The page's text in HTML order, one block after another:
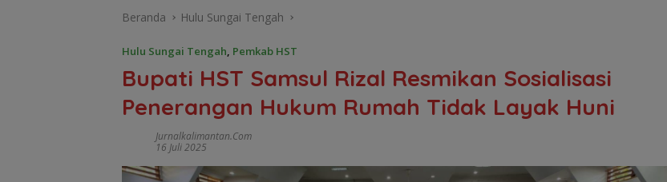
Beranda Hulu Sungai Tengah
Hulu Sungai Tengah, Pemkab HST
Bupati HST Samsul Rizal Resmikan Sosialisasi
Penerangan Hukum Rumah Tidak Layak Huni
Jurnalkalimantan.com
16 Juli 2025